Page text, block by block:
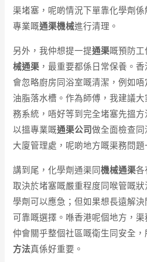
渠堵塞，呢啲情況下單靠化學劑
專業嘅通渠機械進行清理。
另外，我仲想提一提通渠嘅預防
械通渠 ，最重要都係日常保養。
會忽略廚房同浴室嘅清潔，例如
油脂落水槽。作為師傅，我建議
務系統，唔好等到完全堵塞先搵
以搵專業嘅通渠公司做全面檢查
大廈管理處，呢啲地方嘅渠務問題
講到尾，化學劑通渠同機械通渠各
取決於堵塞嘅嚴重程度同喉管嘅
學劑可以應急；但如果想長遠解
可靠嘅選擇。喺香港呢個地方，渠
仲會關乎整個社區嘅衛生同安全
方法真係好重要。